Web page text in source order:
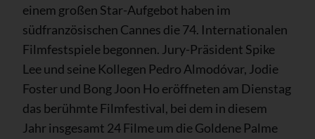
einem großen Star-Aufgebot haben im
südfranzösischen Cannes die 74. Internationalen
Filmfestspiele begonnen. Jury-Präsident Spike
Lee und seine Kollegen Pedro Almodóvar, Jodie
Foster und Bong Joon Ho eröffneten am Dienstag
das berühmte Filmfestival, bei dem in diesem
Jahr insgesamt 24 Filme um die Goldene Palme